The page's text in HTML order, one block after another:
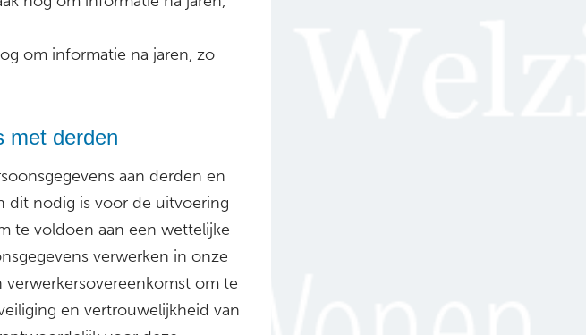
om informatie na jaren, zo
met derden
aan derden en
dit nodig is voor de uitvoering
te voldoen aan een wettelijke
verwerken in onze
om te
en vertrouwelijkheid van